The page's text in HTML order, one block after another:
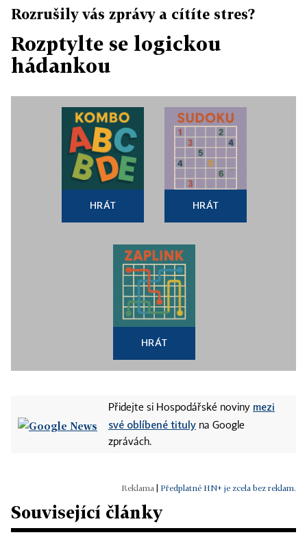
Rozrušily vás zprávy a cítíte stres?
Rozptylte se logickou
hádankou
HRÁT HRÁT
HRÁT
Přidejte si Hospodářské noviny mezi
své oblíbené tituly na Google
zprávách.
Předplatné HN+ je zcela bez reklam.
Související články